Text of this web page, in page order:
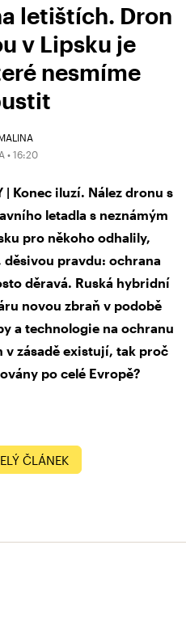
letištích. Dron
v Lipsku je
nesmíme
• 16:20
| Konec iluzí. Nález dronu s
letadla s neznámým
pro někoho odhalily,
pravdu: ochrana
děravá. Ruská hybridní
novou zbraň v podobě
a technologie na ochranu
zásadě existují, tak proč
po celé Evropě?
ČLÁNEK